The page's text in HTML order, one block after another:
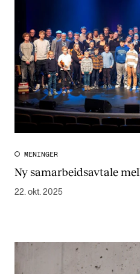
MENINGER
Ny samarbeidsavtale
22. okt. 2025